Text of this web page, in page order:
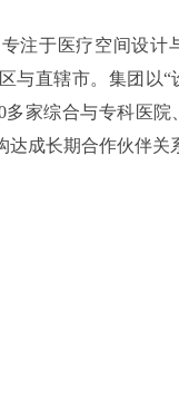
注于医疗空间设计
与直辖市。集团以
多家综合与专科医
达成长期合作伙伴关